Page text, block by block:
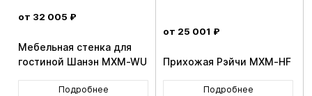
от 32 005 ₽
Мебельная стенка для
гостиной Шанэн MXM-WU
Подробнее
от 25 001 ₽
Прихожая Рэйчи MXM-HF
Подробнее